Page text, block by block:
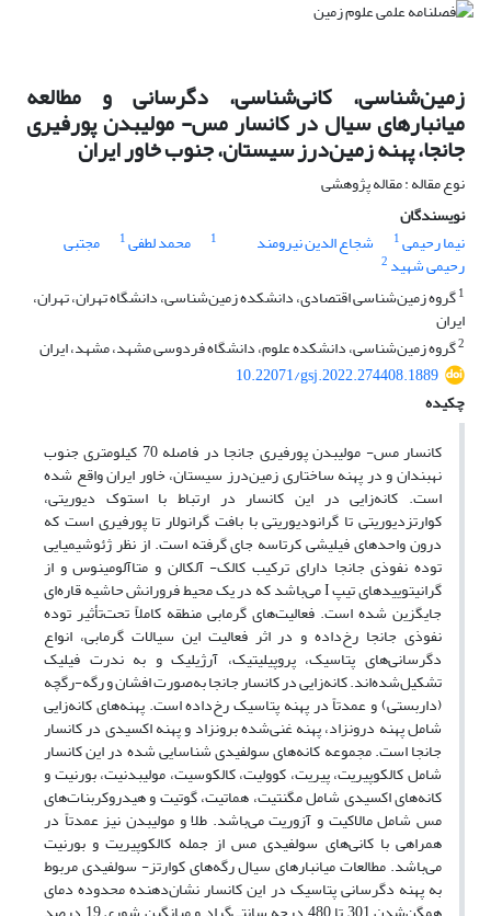
زمین‌شناسی، کانی‌شناسی، دگرسانی و مطالعه
میانبارهای سیال در کانسار مس- مولیبدن پورفیری
جانجا، پهنه زمین‌درز سیستان، جنوب خاور ایران
نوع مقاله : مقاله پژوهشی
نویسندگان
نیما رحیمی1 شجاع الدین نیرومند 1 محمد لطفی1 مجتبی
رحیمی شهید 2
1گروه زمین‌شناسی اقتصادی، دانشکده زمین‌شناسی، دانشگاه تهران، تهران،
ایران
2گروه زمین‌شناسی، دانشکده علوم، دانشگاه فردوسی مشهد، مشهد، ایران
10.22071/gsj.2022.274408.1889
چکیده
کانسار مس- مولیبدن پورفیری جانجا در فاصله 70 کیلومتری جنوب
نهبندان و در پهنه ساختاری زمین‌درز سیستان، خاور ایران واقع شده
است. کانه‌زایی در این کانسار در ارتباط با استوک دیوریتی،
کوارتزدیوریتی تا گرانودیوریتی با بافت گرانولار تا پورفیری است که
درون واحدهای فیلیشی کرتاسه جای گرفته است. از نظر ژئوشیمیایی
توده نفوذی جانجا دارای ترکیب کالک- آلکالن و متاآلومینوس و از
گرانیتوییدهای تیپ I می‌باشد که در یک محیط فرورانش حاشیه قاره‌ای
جایگزین شده است. فعالیت‌های گرمابی منطقه کاملاً تحت‌تأثیر توده
نفوذی جانجا رخ‌داده و در اثر فعالیت این سیالات گرمابی، انواع
دگرسانی‌های پتاسیک، پروپیلیتیک، آرژیلیک و به ندرت فیلیک
تشکیل‌شده‌اند. کانه‌زایی در کانسار جانجا به‌صورت افشان و رگه-رگچه
(داربستی) و عمدتاً در پهنه پتاسیک رخ‌داده است. پهنه‌های کانه‌زایی
شامل پهنه درونزاد، پهنه غنی‌شده برونزاد و پهنه اکسیدی در کانسار
جانجا است. مجموعه کانه‌های سولفیدی شناسایی ‌شده در این کانسار
شامل کالکوپیریت، پیریت، کوولیت، کالکوسیت، مولیبدنیت، بورنیت و
کانه‌های اکسیدی شامل مگنتیت، هماتیت، گوتیت و هیدروکربنات‌های
مس شامل مالاکیت و آزوریت می‌باشد. طلا و مولیبدن نیز عمدتاً در
همراهی با کانی‌های سولفیدی مس از جمله کالکوپیریت و بورنیت
می‌باشد. مطالعات میانبارهای سیال رگه‌های کوارتز- سولفیدی مربوط
به پهنه دگرسانی پتاسیک در این کانسار نشان‌دهنده محدوده دمای